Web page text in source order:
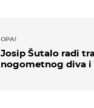
OPA!
Josip Šutalo radi
nogometnog diva i